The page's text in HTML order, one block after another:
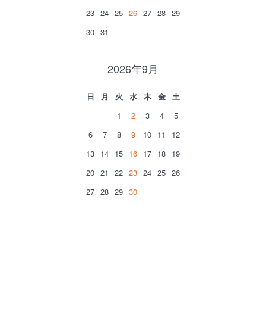
23 24 25 26 27 28 29
30 31
2026年9月
日 月 火 水 木 金
土
1
2 3 4
5
6
7 8 9 10 11
12
13 14 15 16 17 18 19
20 21 22 23 24 25 26
27 28 29 30